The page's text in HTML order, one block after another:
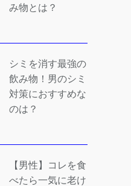
み物とは？
シミを消す最強の
飲み物！男のシミ
対策におすすめな
のは？
【男性】コレを食
べたら一気に老け